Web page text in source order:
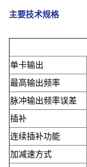
主要技术规格
单卡输出
最高输出频率
脉冲输出频率误差
插补
连续插补功能
加减速方式